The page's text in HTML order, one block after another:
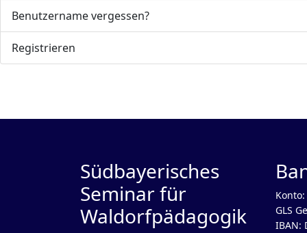
Benutzername vergessen?
Registrieren
Südbayerisches
Seminar für
Waldorfpädagogik
Konto:
GLS
IBAN: